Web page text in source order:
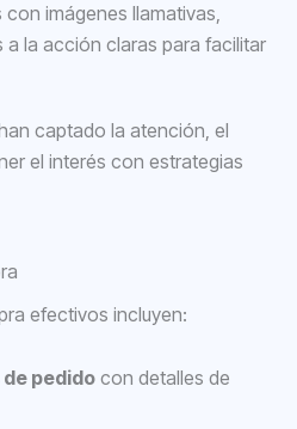
imágenes llamativas,
a la acción claras para facilitar
captado la atención, el
el interés con estrategias
efectivos incluyen:
pedido con detalles de